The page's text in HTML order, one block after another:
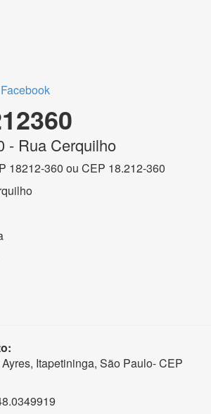
- Rua Cerquilho
18212-360 ou CEP 18.212-360
Itapetininga, São Paulo- CEP